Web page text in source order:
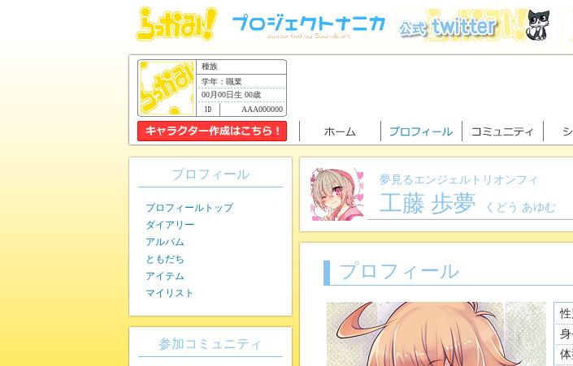
種族
学年：職業
00月00日生 00歳
AAA000000
夢見るエンジェルトリオンフィ
工藤 歩夢 くどう あゆむ
プロフィール
性
体
プロフィール
プロフィールトップ
ダイアリー
アルバム
ともだち
アイテム
マイリスト
参加コミュニティ